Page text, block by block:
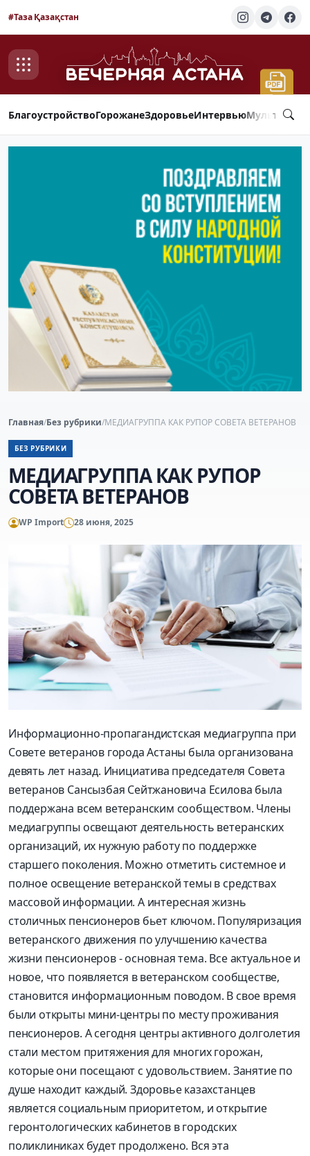
#Таза Қазақстан
БлагоустройствоГорожанеЗдоровьеИнтервью
Главная/Без рубрики/МЕДИАГРУППА КАК РУПОР СОВЕТА ВЕТЕРАНОВ
БЕЗ РУБРИКИ
МЕДИАГРУППА КАК РУПОР
СОВЕТА ВЕТЕРАНОВ
WP Import 28 июня, 2025
Информационно-пропагандистская медиагруппа при
Совете ветеранов города Астаны была организована
девять лет назад. Инициатива председателя Совета
ветеранов Сансызбая Сейтжановича Есилова была
поддержана всем ветеранским сообществом. Члены
медиагруппы освещают деятельность ветеранских
организаций, их нужную работу по поддержке
старшего поколения. Можно отметить системное и
полное освещение ветеранской темы в средствах
массовой информации. А интересная жизнь
столичных пенсионеров бьет ключом. Популяризация
ветеранского движения по улучшению качества
жизни пенсионеров - основная тема. Все актуальное и
новое, что появляется в ветеранском сообществе,
становится информационным поводом. В свое время
были открыты мини-центры по месту проживания
пенсионеров. А сегодня центры активного долголетия
стали местом притяжения для многих горожан,
которые они посещают с удовольствием. Занятие по
душе находит каждый. Здоровье казахстанцев
является социальным приоритетом, и открытие
геронтологических кабинетов в городских
поликлиниках будет продолжено. Вся эта